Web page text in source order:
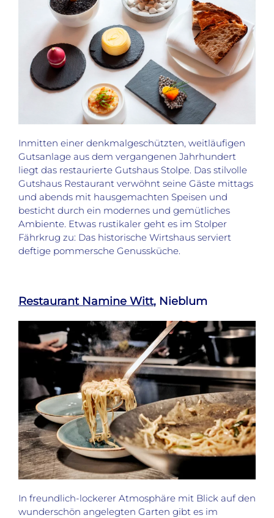
Inmitten einer denkmalgeschützten, weitläufigen
Gutsanlage aus dem vergangenen Jahrhundert
liegt das restaurierte Gutshaus Stolpe. Das stilvolle
Gutshaus Restaurant verwöhnt seine Gäste mittags
und abends mit hausgemachten Speisen und
besticht durch ein modernes und gemütliches
Ambiente. Etwas rustikaler geht es im Stolper
Fährkrug zu: Das historische Wirtshaus serviert
deftige pommersche Genussküche.
Restaurant Namine Witt, Nieblum
In freundlich-lockerer Atmosphäre mit Blick auf den
wunderschön angelegten Garten gibt es im